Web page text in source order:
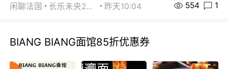
闲聊法国 长乐未央2015 昨天10:04 554 1
BIANG BIANG面馆85折优惠券